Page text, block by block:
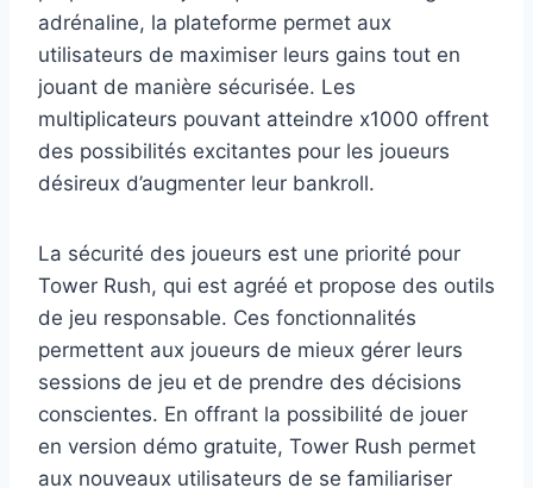
adrénaline, la plateforme permet aux
utilisateurs de maximiser leurs gains tout en
jouant de manière sécurisée. Les
multiplicateurs pouvant atteindre x1000 offrent
des possibilités excitantes pour les joueurs
désireux d’augmenter leur bankroll.
La sécurité des joueurs est une priorité pour
Tower Rush, qui est agréé et propose des outils
de jeu responsable. Ces fonctionnalités
permettent aux joueurs de mieux gérer leurs
sessions de jeu et de prendre des décisions
conscientes. En offrant la possibilité de jouer
en version démo gratuite, Tower Rush permet
aux nouveaux utilisateurs de se familiariser